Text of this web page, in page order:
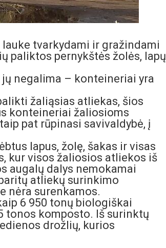
tvarkydami ir gražindami
paliktos pernykštės žolės, lapų
negalima – konteineriai yra
žaliąsias atliekas, šios
konteineriai žaliosioms
pat rūpinasi savivaldybė, į
lapus, žolę, šakas ir visas
kur visos žaliosios atliekos iš
augalų dalys nemokamai
atliekų surinkimo
nėra surenkamos.
6 950 tonų biologiškai
tonos komposto. Iš surinktų
drožlių, kurios